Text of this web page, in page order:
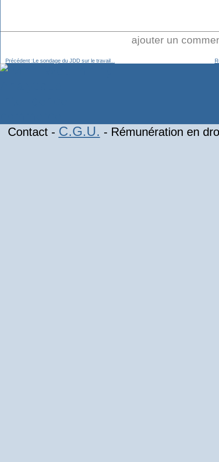
ajouter un
Précédent :Le sondage du JDD sur le travail...
Contact - C.G.U. - Rémunération en